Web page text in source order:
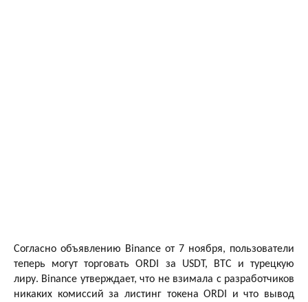
Согласно объявлению Binance от 7 ноября, пользователи
теперь могут торговать ORDI за USDT, BTC и турецкую
лиру. Binance утверждает, что не взимала с разработчиков
никаких комиссий за листинг токена ORDI и что вывод